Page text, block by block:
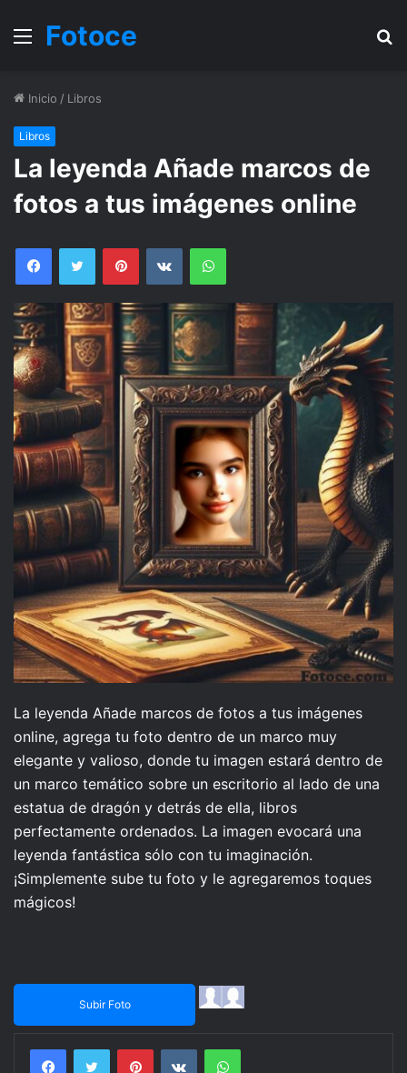
Menu
Fotoce
Inicio / Libros
Libros
La leyenda Añade marcos de
fotos a tus imágenes online
FacebookTwitter PinterestVKontakteWhatsApp
La leyenda Añade marcos de fotos a tus imágenes
online, agrega tu foto dentro de un marco muy
elegante y valioso, donde tu imagen estará dentro de
un marco temático sobre un escritorio al lado de una
estatua de dragón y detrás de ella, libros
perfectamente ordenados. La imagen evocará una
leyenda fantástica sólo con tu imaginación.
¡Simplemente sube tu foto y le agregaremos toques
mágicos!
Subir Foto
FacebookTwitterPinterestVKontakteWhatsApp